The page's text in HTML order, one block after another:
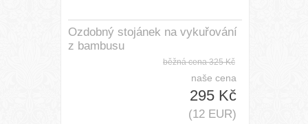
Ozdobný stojánek na vykuřování
z bambusu
běžná cena325 Kč
naše cena
295 Kč
(12 EUR)